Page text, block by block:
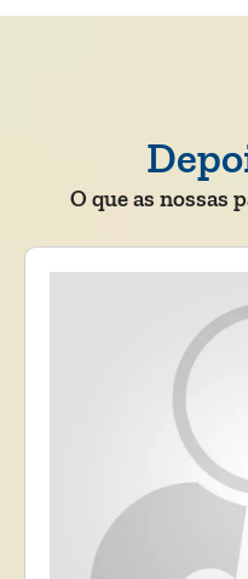
O que as nossas